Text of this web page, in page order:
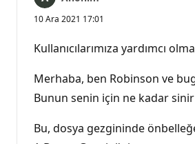
10 Ara 2021 17:01
Kullanıcılarımıza yardımcı
Merhaba, ben Robinson ve
Bunun senin için ne kadar
Bu, dosya gezgininde